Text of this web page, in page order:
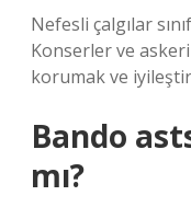
Nefesli çalgılar
Konserler ve
korumak ve
Bando
mı?